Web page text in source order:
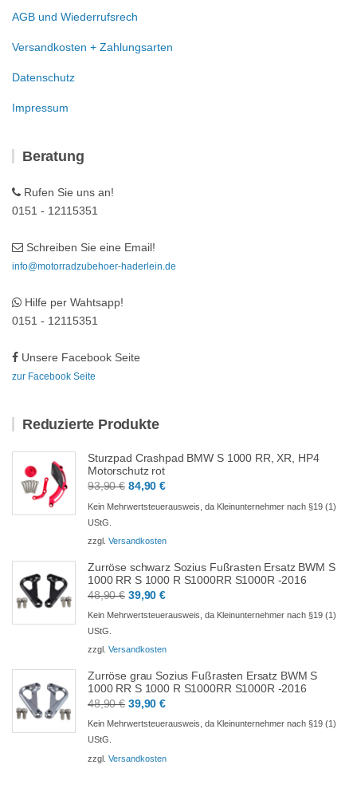
AGB und Wiederrufsrech
Versandkosten + Zahlungsarten
Datenschutz
Impressum
Beratung
Rufen Sie uns an!
0151 - 12115351
Schreiben Sie eine Email!
info@motorradzubehoer-haderlein.de
Hilfe per Wahtsapp!
0151 - 12115351
Unsere Facebook Seite
zur Facebook Seite
Reduzierte Produkte
Sturzpad Crashpad BMW S 1000 RR, XR, HP4
Motorschutz rot
93,90€ 84,90€
Kein Mehrwertsteuerausweis, da Kleinunternehmer nach §19 (1)
UStG.
zzgl. Versandkosten
Zurröse schwarz Sozius Fußrasten Ersatz BWM S
1000 RR S 1000 R S1000RR S1000R -2016
48,90€ 39,90€
Kein Mehrwertsteuerausweis, da Kleinunternehmer nach §19 (1)
UStG.
zzgl. Versandkosten
Zurröse grau Sozius Fußrasten Ersatz BWM S
1000 RR S 1000 R S1000RR S1000R -2016
48,90€ 39,90€
Kein Mehrwertsteuerausweis, da Kleinunternehmer nach §19 (1)
UStG.
zzgl. Versandkosten